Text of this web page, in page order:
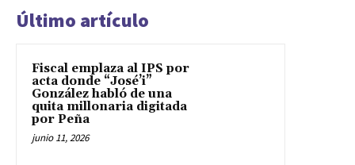
Último artículo
Fiscal emplaza al IPS por
acta donde “José’i”
González habló de una
quita millonaria digitada
por Peña
junio 11, 2026